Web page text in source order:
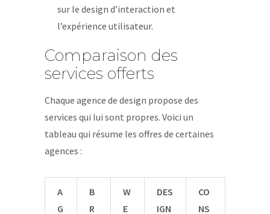
sur le design d’interaction et
l’expérience utilisateur.
Comparaison des
services offerts
Chaque agence de design propose des
services qui lui sont propres. Voici un
tableau qui résume les offres de certaines
agences :
A
G
B
R
W
E
DES
IGN
CO
NS